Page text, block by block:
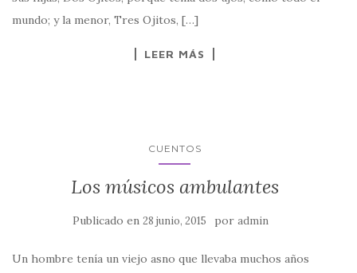
mundo; y la menor, Tres Ojitos, […]
LEER MÁS
CUENTOS
Los músicos ambulantes
Publicado en 28 junio, 2015 por admin
Un hombre tenía un viejo asno que llevaba muchos años